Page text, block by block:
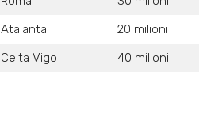
Atalanta
20 milioni
Celta Vigo 40 milioni